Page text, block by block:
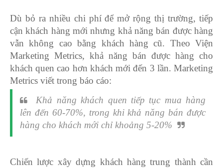
Dù bỏ ra nhiều chi phí để mở rộng thị trường, tiếp
cận khách hàng mới nhưng khả năng bán được hàng
vẫn không cao bằng khách hàng cũ. Theo Viện
Marketing Metrics, khả năng bán được hàng cho
khách quen cao hơn khách mới đến 3 lần. Marketing
Metrics viết trong báo cáo:
Khả năng khách quen tiếp tục mua hàng
lên đến 60-70%, trong khi khả năng bán được
hàng cho khách mới chỉ khoảng 5-20%
Chiến lược xây dựng khách hàng trung thành cần